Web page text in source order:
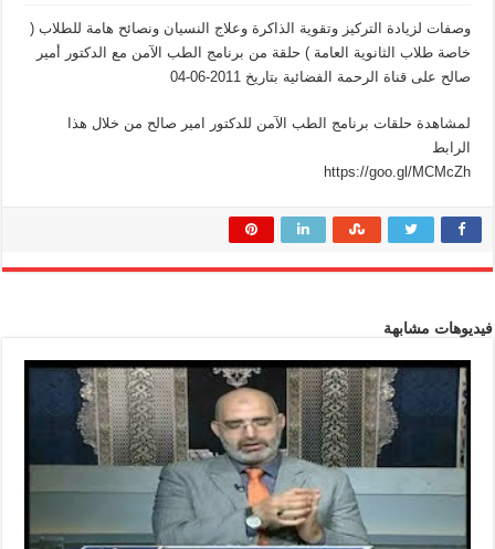
وصفات لزيادة التركيز وتقوية الذاكرة وعلاج النسيان ونصائح هامة للطلاب (
خاصة طلاب الثانوية العامة ) حلقة من برنامج الطب الآمن مع الدكتور أمير
صالح على قناة الرحمة الفضائية بتاريخ 2011-06-04
لمشاهدة حلقات برنامج الطب الآمن للدكتور امير صالح من خلال هذا
الرابط
https://goo.gl/MCMcZh
فيديوهات مشابهة